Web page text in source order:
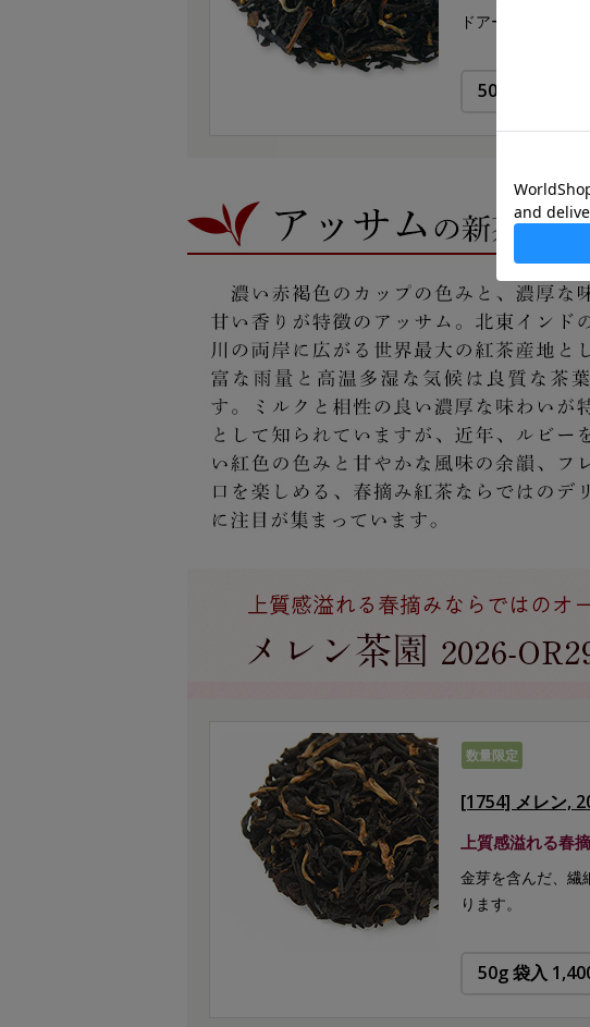
ドアーズを代表
数量限定
[1754] メレン,
上質感溢れる春
金芽を含んだ、繊
ります。